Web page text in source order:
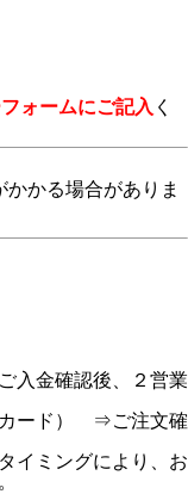
ォームにご記入 く
かる場合がありま
入金確認後、２営業
カード） ⇒ご注文確
イミングにより、お